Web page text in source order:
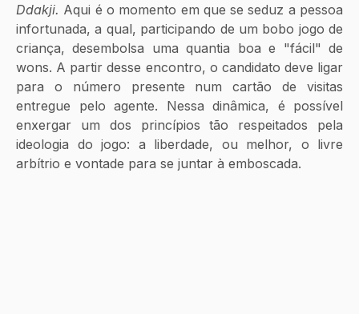
Ddakji. Aqui é o momento em que se seduz a pessoa
infortunada, a qual, participando de um bobo jogo de
criança, desembolsa uma quantia boa e "fácil" de
wons. A partir desse encontro, o candidato deve ligar
para o número presente num cartão de visitas
entregue pelo agente. Nessa dinâmica, é possível
enxergar um dos princípios tão respeitados pela
ideologia do jogo: a liberdade, ou melhor, o livre
arbítrio e vontade para se juntar à emboscada.